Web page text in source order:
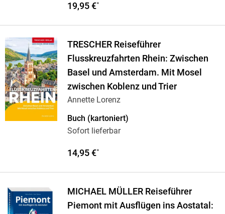
19,95 €*
TRESCHER Reiseführer
Flusskreuzfahrten Rhein: Zwischen
Basel und Amsterdam. Mit Mosel
zwischen Koblenz und Trier
Annette Lorenz
Buch (kartoniert)
Sofort lieferbar
14,95 €*
MICHAEL MÜLLER Reiseführer
Piemont mit Ausflügen ins Aostatal: